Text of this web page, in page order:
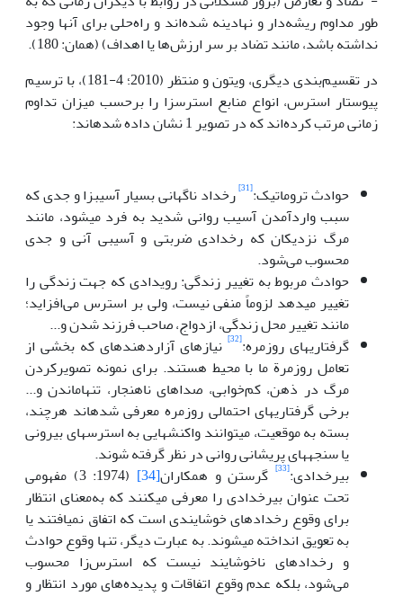
طور مداوم ریشه‌دار و نهادینه شده‌اند و راه‌حلی برای آنها وجود
نداشته باشد، مانند تضاد بر سر ارزش‌ها یا اهداف) (همان: 180).
در تقسیم‌بندی دیگری، ویتون و منتظر (2010؛ 4-181)، با ترسیم
پیوستار استرس، انواع منابع استرس­زا را برحسب میزان تداوم
زمانی مرتب کرده‌اند که در تصویر 1 نشان داده شده­اند:
حوادث تروماتیک:[31]
رخداد ناگهانی بسیار آسیب­زا و جدی که
سبب واردآمدن آسیب روانی شدید به فرد می­شود، مانند
مرگ نزدیکان که رخدادی ضربتی و آسیبی آنی و جدی
محسوب می‌شود.
حوادث مربوط به تغییر زندگی: رویدادی که جهت زندگی را
تغییر می­دهد لزوماً منفی نیست، ولی بر استرس می‌افزاید؛
مانند تغییر محل زندگی، ازدواج، صاحب فرزند شدن و...
گرفتاری­های روزمره:[32]
نیازهای آزار­دهنده­ای که بخشی از
تعامل روزمرة ما با محیط هستند. برای نمونه تصویرکردن
مرگ در ذهن، کم‌خوابی، صداهای ناهنجار، تنهاماندن و...
برخی گرفتاری­های احتمالی روزمره معرفی شده­اند هرچند،
بسته به موقعیت، می­توانند واکنش­هایی به استرس­های بیرونی
یا سنجه­های پریشانی روانی در نظر گرفته شوند.
بی­رخدادی:[33] گرستن و همکاران[34]
(1974: 3) مفهومی
تحت عنوان بی­رخدادی را معرفی می­کنند که به‌معنای انتظار
برای وقوع رخدادهای خوشایندی است که اتفاق نمی­افتند یا
به تعویق انداخته می­شوند. به عبارت دیگر، تنها وقوع حوادث
و رخدادهای ناخوشایند نیست که استرس‌زا محسوب
می‌شود، بلکه عدم وقوع اتفاقات و پدیده‌های مورد انتظار و